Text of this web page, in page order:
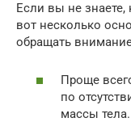
Если вы не знаете,
вот несколько
обращать
Проще
по
массы тела.